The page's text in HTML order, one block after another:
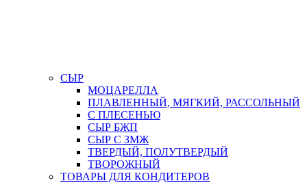
СЫР
МОЦАРЕЛЛА
ПЛАВЛЕННЫЙ, МЯГКИЙ, РАССОЛЬНЫЙ
С ПЛЕСЕНЬЮ
СЫР БЖП
СЫР С ЗМЖ
ТВЕРДЫЙ, ПОЛУТВЕРДЫЙ
ТВОРОЖНЫЙ
ТОВАРЫ ДЛЯ КОНДИТЕРОВ